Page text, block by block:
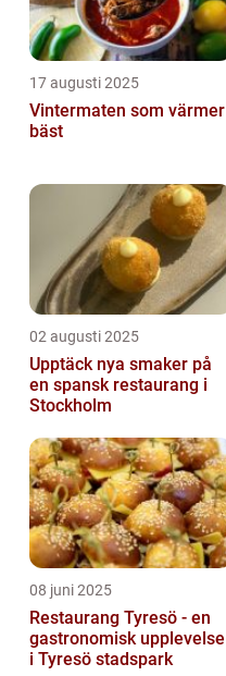
17 augusti 2025
Vintermaten som värmer
bäst
02 augusti 2025
Upptäck nya smaker på
en spansk restaurang i
Stockholm
08 juni 2025
Restaurang Tyresö - en
gastronomisk upplevelse
i Tyresö stadspark